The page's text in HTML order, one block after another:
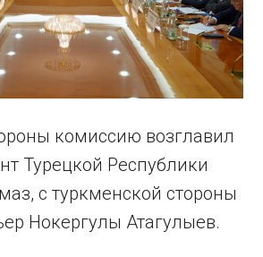
комиссию возглавил
Турецкой Республики
с туркменской стороны
Нокергулы Атагулыев.